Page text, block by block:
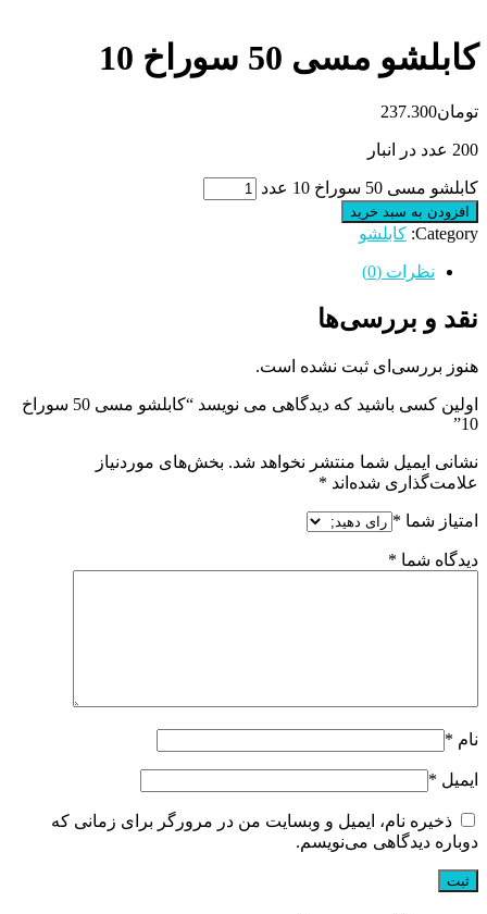
کابلشو مسی 50 سوراخ 10
تومان237.300
200 عدد در انبار
کابلشو مسی 50 سوراخ 10 عدد
افزودن به سبد خرید
Category: کابلشو
نظرات (0)
نقد و بررسی‌ها
هنوز بررسی‌ای ثبت نشده است.
اولین کسی باشید که دیدگاهی می نویسد “کابلشو مسی 50 سوراخ
10”
نشانی ایمیل شما منتشر نخواهد شد. بخش‌های موردنیاز
علامت‌گذاری شده‌اند *
امتیاز شما *
دیدگاه شما *
نام *
ایمیل *
ذخیره نام، ایمیل و وبسایت من در مرورگر برای زمانی که
دوباره دیدگاهی می‌نویسم.